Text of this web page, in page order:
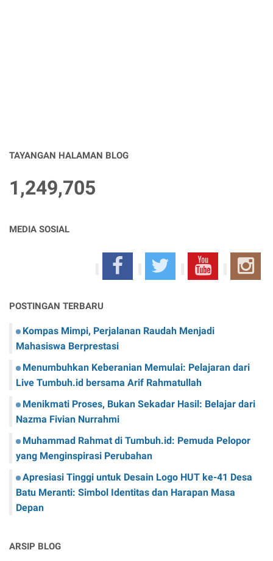
TAYANGAN HALAMAN BLOG
1,249,705
MEDIA SOSIAL
POSTINGAN TERBARU
Kompas Mimpi, Perjalanan Raudah Menjadi
Mahasiswa Berprestasi
Menumbuhkan Keberanian Memulai: Pelajaran dari
Live Tumbuh.id bersama Arif Rahmatullah
Menikmati Proses, Bukan Sekadar Hasil: Belajar dari
Nazma Fivian Nurrahmi
Muhammad Rahmat di Tumbuh.id: Pemuda Pelopor
yang Menginspirasi Perubahan
Apresiasi Tinggi untuk Desain Logo HUT ke-41 Desa
Batu Meranti: Simbol Identitas dan Harapan Masa
Depan
ARSIP BLOG